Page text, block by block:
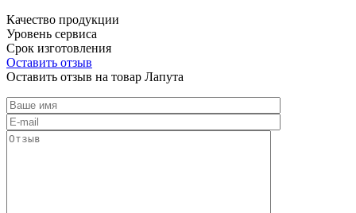
Качество продукции
Уровень сервиса
Срок изготовления
Оставить отзыв
Оставить отзыв на товар Лапута